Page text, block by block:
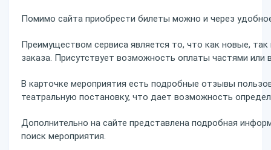
Помимо сайта приобрести билеты можно и через
Преимуществом сервиса является то, что как новые,
заказа. Присутствует возможность оплаты частями или
В карточке мероприятия есть подробные отзывы
театральную постановку, что дает возможность
Дополнительно на сайте представлена подробная
поиск мероприятия.